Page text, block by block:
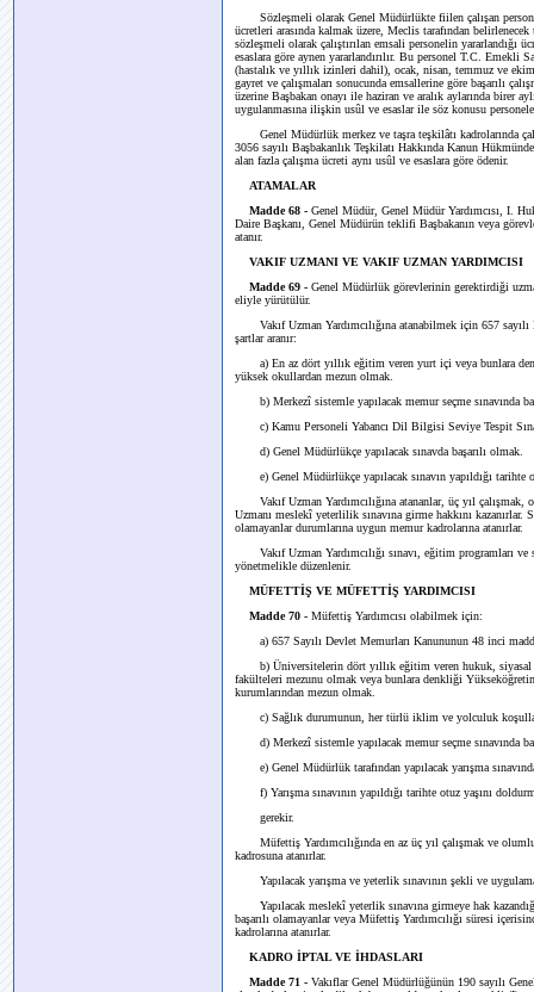
Sözleşmeli olarak Genel Müdürlükte fiilen çalışan
ücretleri arasında kalmak üzere, Meclis tarafından
sözleşmeli olarak çalıştırılan emsali personelin yararlandığı
esaslara göre aynen yararlandırılır. Bu personel T.C. Emekli
(hastalık ve yıllık izinleri dahil), ocak, nisan, temmuz ve
gayret ve çalışmaları sonucunda emsallerine göre başarılı
üzerine Başbakan onayı ile haziran ve aralık aylarında birer
uygulanmasına ilişkin usûl ve esaslar ile söz konusu
Genel Müdürlük merkez ve taşra teşkilâtı kadrolarında
3056 sayılı Başbakanlık Teşkilatı Hakkında Kanun
alan fazla çalışma ücreti aynı usûl ve esaslara göre ödenir.
ATAMALAR
Madde 68 - Genel Müdür, Genel Müdür Yardımcısı, I.
Daire Başkanı, Genel Müdürün teklifi Başbakanın veya
atanır.
VAKIF UZMANI VE VAKIF UZMAN YARDIMCISI
Madde 69 - Genel Müdürlük görevlerinin gerektirdiği
eliyle yürütülür.
Vakıf Uzman Yardımcılığına atanabilmek için 657 sayılı
şartlar aranır:
a) En az dört yıllık eğitim veren yurt içi veya bunlara
yüksek okullardan mezun olmak.
b) Merkezî sistemle yapılacak memur seçme sınavında
c) Kamu Personeli Yabancı Dil Bilgisi Seviye Tespit
d) Genel Müdürlükçe yapılacak sınavda başarılı olmak.
e) Genel Müdürlükçe yapılacak sınavın yapıldığı tarihte
Vakıf Uzman Yardımcılığına atananlar, üç yıl çalışmak,
Uzmanı meslekî yeterlilik sınavına girme hakkını kazanırlar.
olamayanlar durumlarına uygun memur kadrolarına atanırlar.
Vakıf Uzman Yardımcılığı sınavı, eğitim programları ve
yönetmelikle düzenlenir.
MÜFETTİŞ VE MÜFETTİŞ YARDIMCISI
Madde 70 - Müfettiş Yardımcısı olabilmek için:
a) 657 Sayılı Devlet Memurları Kanununun 48 inci
b) Üniversitelerin dört yıllık eğitim veren hukuk,
fakülteleri mezunu olmak veya bunlara denkliği
kurumlarından mezun olmak.
c) Sağlık durumunun, her türlü iklim ve yolculuk
d) Merkezî sistemle yapılacak memur seçme sınavında
e) Genel Müdürlük tarafından yapılacak yarışma
f) Yarışma sınavının yapıldığı tarihte otuz yaşını
gerekir.
Müfettiş Yardımcılığında en az üç yıl çalışmak ve
kadrosuna atanırlar.
Yapılacak yarışma ve yeterlik sınavının şekli ve
Yapılacak meslekî yeterlik sınavına girmeye hak
başarılı olamayanlar veya Müfettiş Yardımcılığı süresi
kadrolarına atanırlar.
KADRO İPTAL VE İHDASLARI
Madde 71 - Vakıflar Genel Müdürlüğünün 190 sayılı